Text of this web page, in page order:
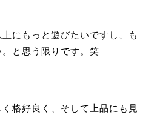
にもっと遊びたいですし、も
と思う限りです。笑
格好良く、そして上品にも見